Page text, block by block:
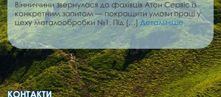
Вінниччини звернулася до фахівців Атон Сервіс із
конкретним запитом — покращити умови праці у
цеху металообробки №1. Під […]Детальніше
КОНТАКТИ